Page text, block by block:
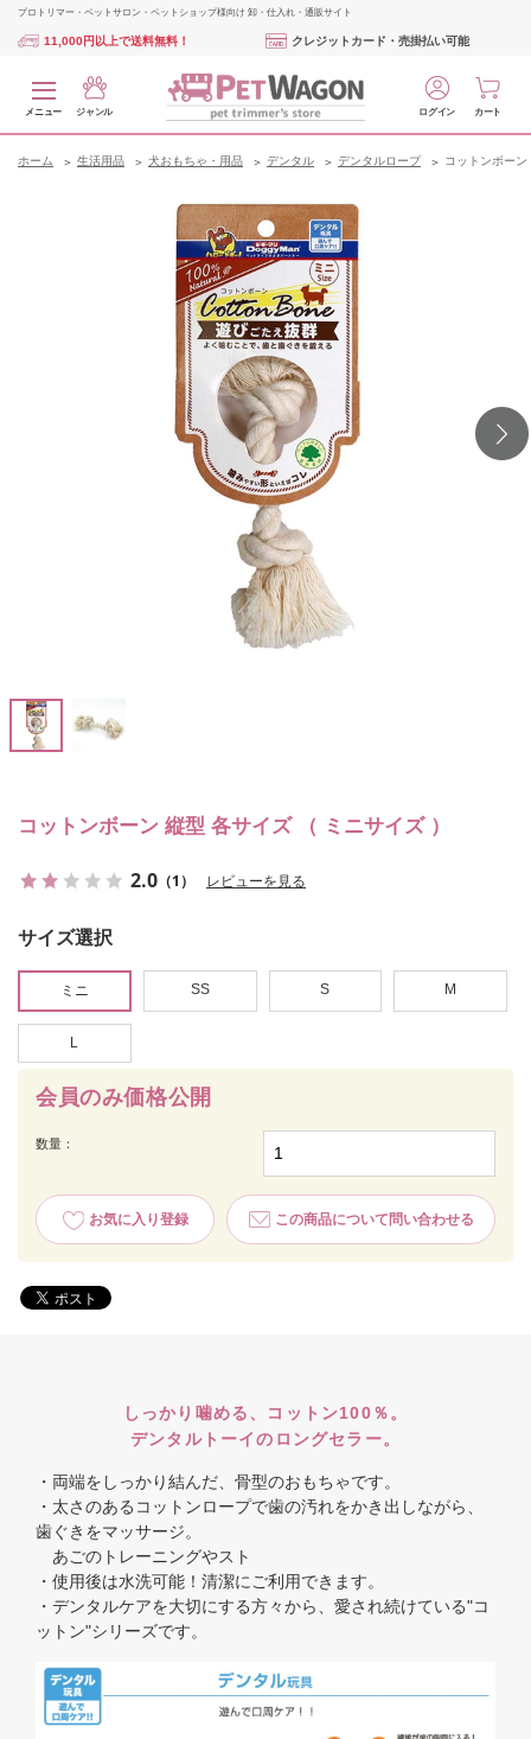
プロトリマー・ペットサロン・ペットショップ様向け 卸・仕入れ・通販サイト
11,000円以上で送料無料！ クレジットカード・売掛払い可能
メニュー ジャンル ログイン カート
ホーム 生活用品 犬おもちゃ・用品 デンタル デンタルロープ コットンボー
コットンボーン 縦型 各サイズ （ ミニサイズ ）
2.0 （1） レビューを見る
会員のみ価格公開
数量：
お気に入り登録 この商品について問い合わせる
サイズ選択
ミニ SS S M
L
しっかり噛める、コットン100％。
デンタルトーイのロングセラー。
・両端をしっかり結んだ、骨型のおもちゃです。
・太さのあるコットンロープで歯の汚れをかき出しながら、
歯ぐきをマッサージ。
あごのトレーニングやスト
・使用後は水洗可能！清潔にご利用できます。
・デンタルケアを大切にする方々から、愛され続けている"コ
ットン"シリーズです。